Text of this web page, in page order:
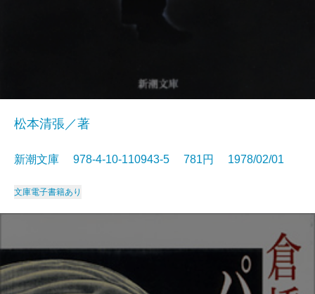
松本清張／著
新潮文庫 978-4-10-110943-5 781円 1978/02/01
文庫電子書籍あり